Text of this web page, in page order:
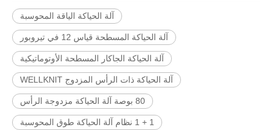
آلة الحياكة الياقة المحوسبة
آلة الحياكة المسطحة قياس 12 في تيروبور
آلة الحياكة الجاكار المسطحة الأوتوماتيكية
آلة الحياكة ذات الرأس المزدوج WELLKNIT
80 بوصة آلة الحياكة مزدوجة الرأس
1 + 1 نظام آلة الحياكة طوق المحوسبة